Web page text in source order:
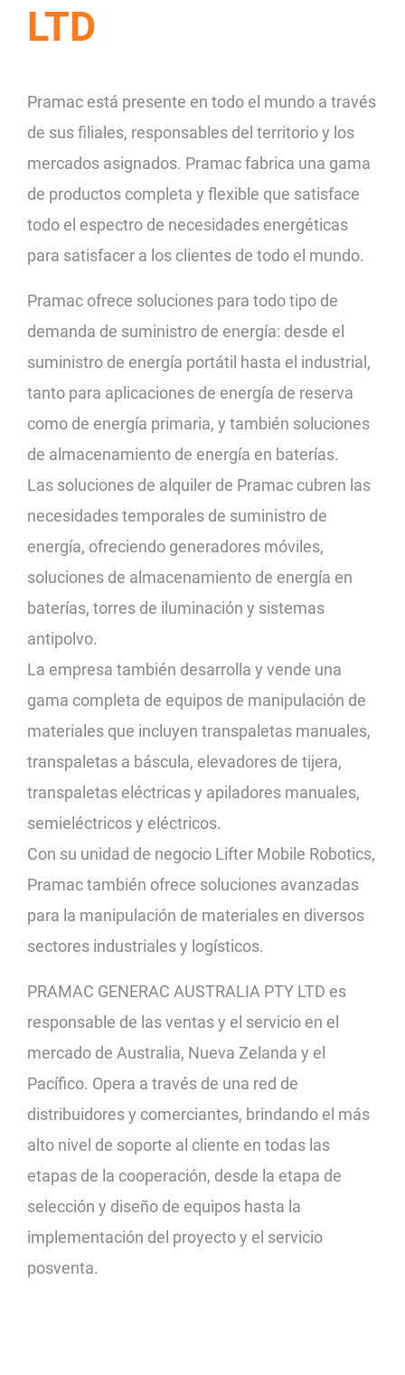
LTD
Pramac está presente en todo el mundo a través
de sus filiales, responsables del territorio y los
mercados asignados. Pramac fabrica una gama
de productos completa y flexible que satisface
todo el espectro de necesidades energéticas
para satisfacer a los clientes de todo el mundo.
Pramac ofrece soluciones para todo tipo de
demanda de suministro de energía: desde el
suministro de energía portátil hasta el industrial,
tanto para aplicaciones de energía de reserva
como de energía primaria, y también soluciones
de almacenamiento de energía en baterías.
Las soluciones de alquiler de Pramac cubren las
necesidades temporales de suministro de
energía, ofreciendo generadores móviles,
soluciones de almacenamiento de energía en
baterías, torres de iluminación y sistemas
antipolvo.
La empresa también desarrolla y vende una
gama completa de equipos de manipulación de
materiales que incluyen transpaletas manuales,
transpaletas a báscula, elevadores de tijera,
transpaletas eléctricas y apiladores manuales,
semieléctricos y eléctricos.
Con su unidad de negocio Lifter Mobile Robotics,
Pramac también ofrece soluciones avanzadas
para la manipulación de materiales en diversos
sectores industriales y logísticos.
PRAMAC GENERAC AUSTRALIA PTY LTD es
responsable de las ventas y el servicio en el
mercado de Australia, Nueva Zelanda y el
Pacífico. Opera a través de una red de
distribuidores y comerciantes, brindando el más
alto nivel de soporte al cliente en todas las
etapas de la cooperación, desde la etapa de
selección y diseño de equipos hasta la
implementación del proyecto y el servicio
posventa.